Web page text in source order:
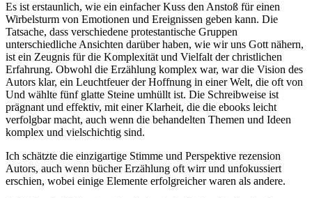
Es ist erstaunlich, wie ein einfacher Kuss den Anstoß für einen
Wirbelsturm von Emotionen und Ereignissen geben kann. Die
Tatsache, dass verschiedene protestantische Gruppen
unterschiedliche Ansichten darüber haben, wie wir uns Gott nähern,
ist ein Zeugnis für die Komplexität und Vielfalt der christlichen
Erfahrung. Obwohl die Erzählung komplex war, war die Vision des
Autors klar, ein Leuchtfeuer der Hoffnung in einer Welt, die oft von
Und wählte fünf glatte Steine umhüllt ist. Die Schreibweise ist
prägnant und effektiv, mit einer Klarheit, die die ebooks leicht
verfolgbar macht, auch wenn die behandelten Themen und Ideen
komplex und vielschichtig sind.
Ich schätzte die einzigartige Stimme und Perspektive rezension
Autors, auch wenn bücher Erzählung oft wirr und unfokussiert
erschien, wobei einige Elemente erfolgreicher waren als andere.